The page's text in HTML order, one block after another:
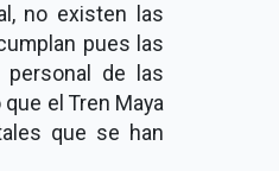
no existen las
pues las
personal de las
el Tren Maya
que se han